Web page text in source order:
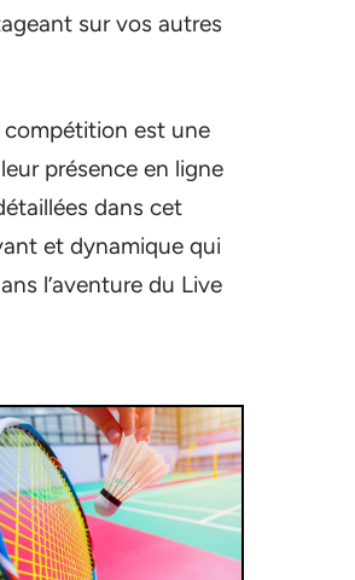
sur vos autres
compétition est une
présence en ligne
dans cet
et dynamique qui
l’aventure du Live